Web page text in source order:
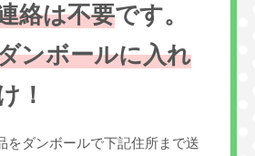
絡は不要です。
ンボールに入れ
！
をダンボールで下記住所まで送